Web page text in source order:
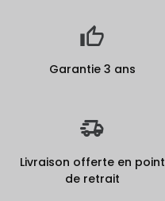
Garantie 3 ans
Livraison offerte en point
de retrait